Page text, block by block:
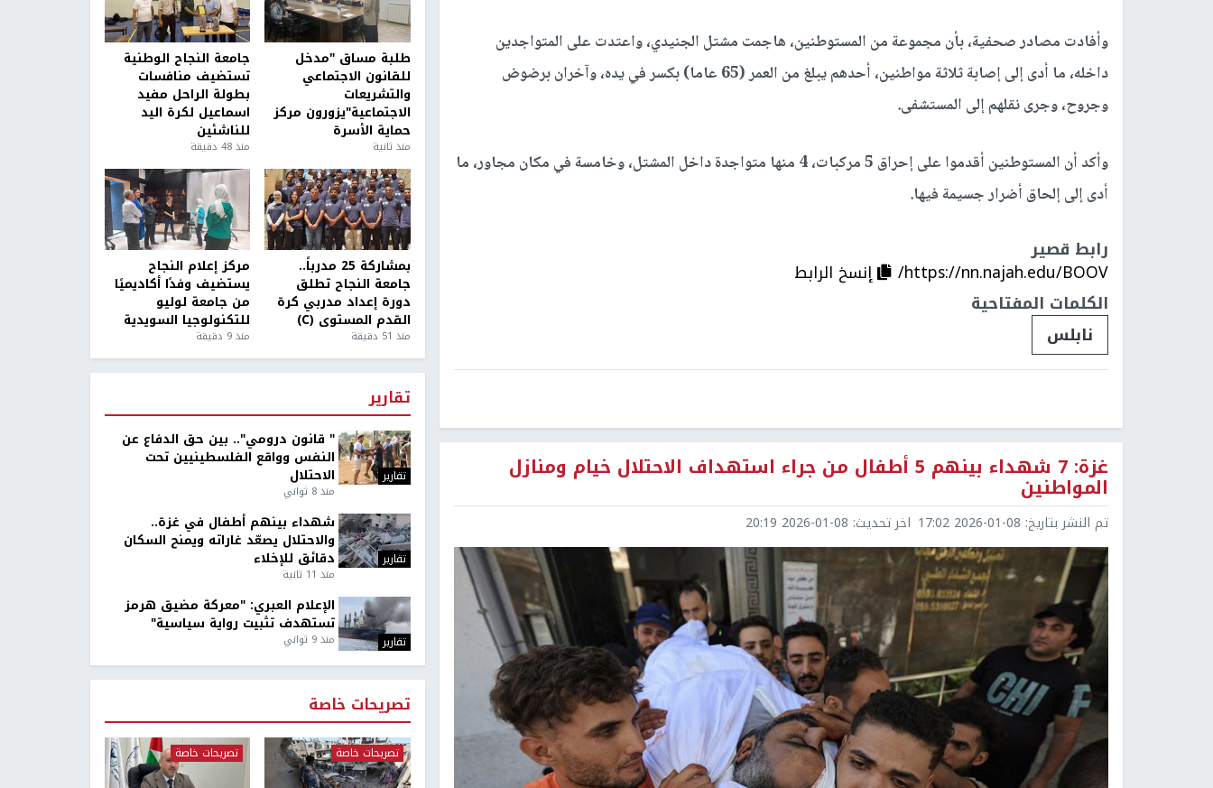
وأفادت مصادر صحفية، بأن مجموعة من المستوطنين، هاجمت مشتل الجنيدي، واعتدت على المتواجدين
داخله، ما أدى إلى إصابة ثلاثة مواطنين، أحدهم يبلغ من العمر (65 عاما) بكسر في يده، وآخران برضوض
وجروح، وجرى نقلهم إلى المستشفى.
وأكد أن المستوطنين أقدموا على إحراق 5 مركبات، 4 منها متواجدة داخل المشتل، وخامسة في مكان مجاور، ما
أدى إلى إلحاق أضرار جسيمة فيها.
رابط قصير
https://nn.najah.edu/BOOV/
إنسخ الرابط
الكلمات المفتاحية
نابلس
غزة: 7 شهداء بينهم 5 أطفال من جراء استهداف الاحتلال خيام ومنازل
المواطنين
تم النشر بتاريخ: 2026-01-08 17:02 اخر تحديث: 2026-01-08 20:19
طلبة مساق "مدخل
للقانون الاجتماعي
والتشريعات
الاجتماعية"يزورون مركز
حماية الأسرة
منذ ثانية
جامعة النجاح الوطنية
تستضيف منافسات
بطولة الراحل مفيد
اسماعيل لكرة اليد
للناشئين
منذ 48 دقيقة
بمشاركة 25 مدرباً..
جامعة النجاح تطلق
دورة إعداد مدربي كرة
القدم المستوى (C)
منذ 51 دقيقة
مركز إعلام النجاح
يستضيف وفدًا أكاديميًا
من جامعة لوليو
للتكنولوجيا السويدية
منذ 9 دقيقة
تقارير
تقارير
" قانون درومي".. بين حق الدفاع عن
النفس وواقع الفلسطينيين تحت
الاحتلال
منذ 8 ثواني
تقارير
شهداء بينهم أطفال في غزة..
والاحتلال يصعّد غاراته ويمنح السكان
دقائق للإخلاء
منذ 11 ثانية
تقارير
الإعلام العبري: "معركة مضيق هرمز
تستهدف تثبيت رواية سياسية"
منذ 9 ثواني
تصريحات خاصة
تصريحات خاصة تصريحات خاصة